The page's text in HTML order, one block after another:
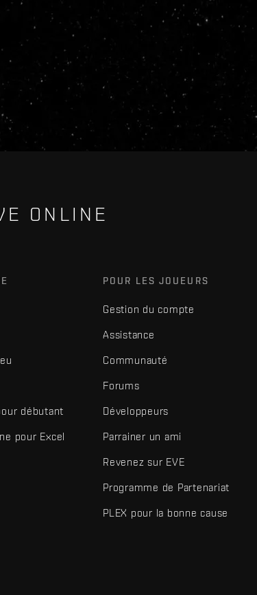
ONLINE
débutant
pour Excel
POUR LES JOUEURS
Gestion du compte
Assistance
Communauté
Forums
Développeurs
Parrainer un ami
Revenez sur EVE
Programme de Partenariat
PLEX pour la bonne cause